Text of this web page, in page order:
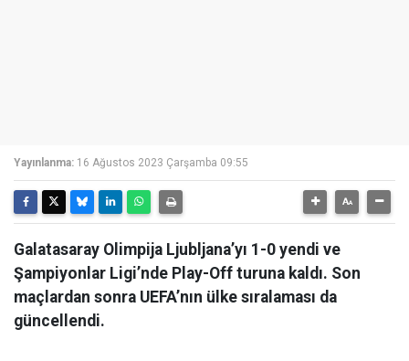
Yayınlanma: 16 Ağustos 2023 Çarşamba 09:55
Galatasaray Olimpija Ljubljana’yı 1-0 yendi ve
Şampiyonlar Ligi’nde Play-Off turuna kaldı. Son
maçlardan sonra UEFA’nın ülke sıralaması da
güncellendi.